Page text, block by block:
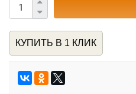
КУПИТЬ В 1 КЛИК